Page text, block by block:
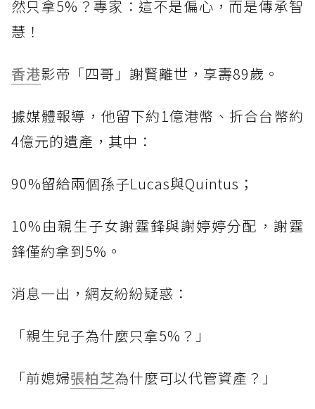
然只拿5%？專家：這不是偏心，而是傳承智
慧！
香港影帝「四哥」謝賢離世，享壽89歲。
據媒體報導，他留下約1億港幣、折合台幣約
4億元的遺產，其中：
90%留給兩個孫子Lucas與Quintus；
10%由親生子女謝霆鋒與謝婷婷分配，謝霆
鋒僅約拿到5%。
消息一出，網友紛紛疑惑：
「親生兒子為什麼只拿5%？」
「前媳婦張柏芝為什麼可以代管資產？」